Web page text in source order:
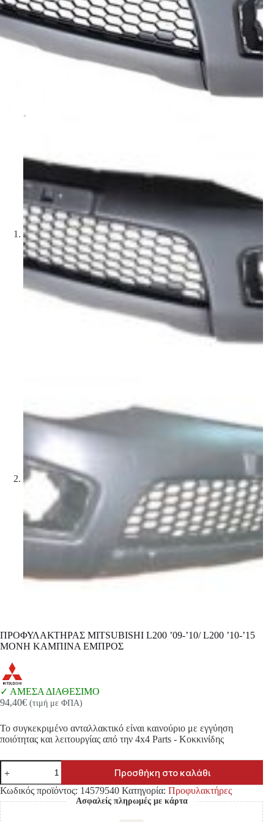
ΠΡΟΦΥΛΑΚΤΗΡΑΣ MITSUBISHI L200 ’09-’10/ L200 ’10-’15
ΜΟΝΗ ΚΑΜΠΙΝΑ ΕΜΠΡΟΣ
ΑΜΕΣΑ ΔΙΑΘΕΣΙΜΟ
94,40€ (τιμή με ΦΠΑ)
Το συγκεκριμένο ανταλλακτικό είναι καινούριο με εγγύηση
ποιότητας και λειτουργίας από την 4x4 Parts - Κοκκινίδης
ΠΡΟΦΥΛΑΚΤΗΡΑΣ
MITSUBISHI
L200
'09-
'10/
L200
Προσθήκη στο καλάθι
Κωδικός προϊόντος: 14579540 Κατηγορία: Προφυλακτήρες
Ασφαλείς πληρωμές με κάρτα